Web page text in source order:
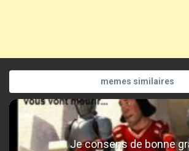
memes similaires
Je consens de bonne